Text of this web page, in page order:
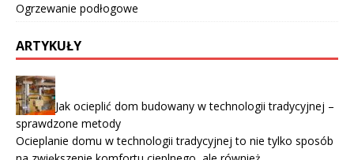
Ogrzewanie podłogowe
ARTYKUŁY
Jak ocieplić dom budowany w technologii tradycyjnej –
sprawdzone metody
Ocieplanie domu w technologii tradycyjnej to nie tylko sposób